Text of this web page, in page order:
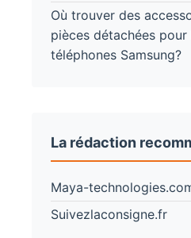
Où trouver des
pièces détachées pour
téléphones Samsung?
La rédaction
Maya-
Suivezlaconsigne.fr